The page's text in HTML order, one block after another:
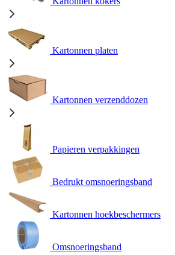
Kartonnen platen
Kartonnen verzenddozen
Papieren verpakkingen
Bedrukt omsnoeringsband
Kartonnen hoekbeschermers
Omsnoeringsband